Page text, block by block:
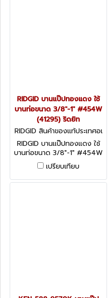
RIDGID บานแป๊ปทองแดง ใช้
บานท่อขนาด 3/8"-1" #454W
(41295) ริดยิท
RIDGID สินค้าของแท้ประเทศอเ
มริกา 41295
RIDGID บานแป๊ปทองแดง ใช้
บานท่อขนาด 3/8"-1" #454W
(41295) ริดยิท
เปรียบเทียบ